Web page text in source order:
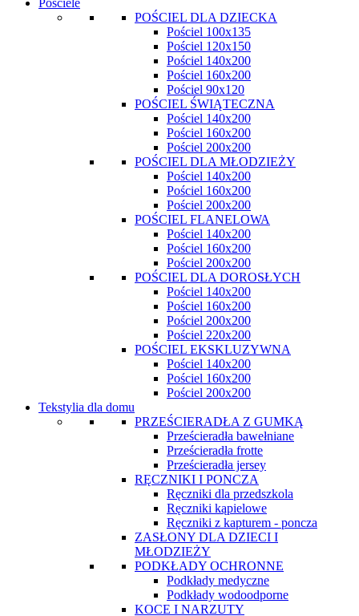
Pościele
POŚCIEL DLA DZIECKA
Pościel 100x135
Pościel 120x150
Pościel 140x200
Pościel 160x200
Pościel 90x120
POŚCIEL ŚWIĄTECZNA
Pościel 140x200
Pościel 160x200
Pościel 200x200
POŚCIEL DLA MŁODZIEŻY
Pościel 140x200
Pościel 160x200
Pościel 200x200
POŚCIEL FLANELOWA
Pościel 140x200
Pościel 160x200
Pościel 200x200
POŚCIEL DLA DOROSŁYCH
Pościel 140x200
Pościel 160x200
Pościel 200x200
Pościel 220x200
POŚCIEL EKSKLUZYWNA
Pościel 140x200
Pościel 160x200
Pościel 200x200
Tekstylia dla domu
PRZEŚCIERADŁA Z GUMKĄ
Prześcieradła bawełniane
Prześcieradła frotte
Prześcieradła jersey
RĘCZNIKI I PONCZA
Ręczniki dla przedszkola
Ręczniki kąpielowe
Ręczniki z kapturem - poncza
ZASŁONY DLA DZIECI I
MŁODZIEŻY
PODKŁADY OCHRONNE
Podkłady medyczne
Podkłady wodoodporne
KOCE I NARZUTY